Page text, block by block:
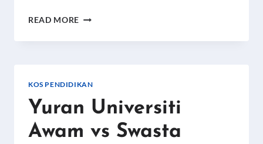
READ MORE KOS
IT,
DI
MALAYSIA
2026
KOS PENDIDIKAN
Yuran Universiti
Awam vs Swasta